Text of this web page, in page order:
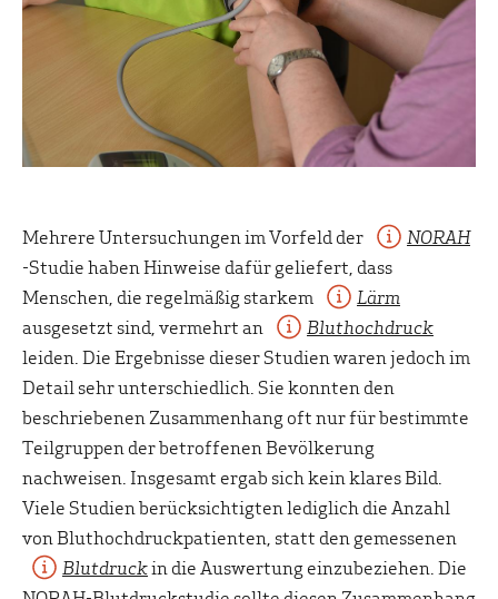
Mehrere Untersuchungen im Vorfeld der
NORAH
-Studie haben Hinweise dafür geliefert, dass
Menschen, die regelmäßig starkem
Lärm
ausgesetzt sind, vermehrt an
Bluthochdruck
leiden. Die Ergebnisse dieser Studien waren jedoch im
Detail sehr unterschiedlich. Sie konnten den
beschriebenen Zusammenhang oft nur für bestimmte
Teilgruppen der betroffenen Bevölkerung
nachweisen. Insgesamt ergab sich kein klares Bild.
Viele Studien berücksichtigten lediglich die Anzahl
von Bluthochdruckpatienten, statt den gemessenen
Blutdruckin die Auswertung einzubeziehen. Die